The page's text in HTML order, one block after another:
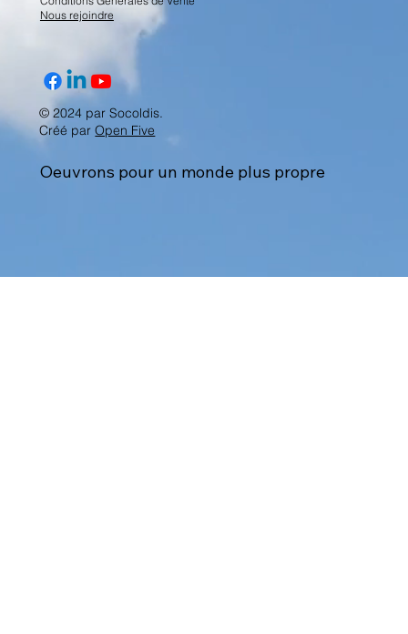
Nous rejoindre
© 2024 par Socoldis.
Créé parOpen Five
Oeuvrons pour un monde plus propre